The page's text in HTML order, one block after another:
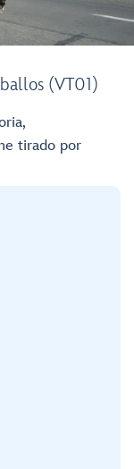
(VT01)
tirado por